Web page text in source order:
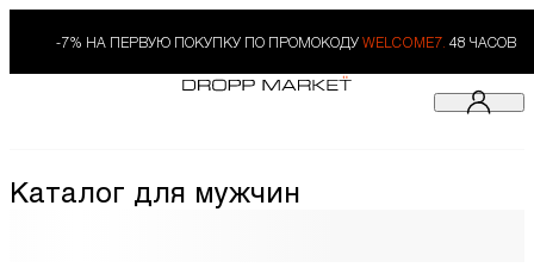
-7% НА ПЕРВУЮ ПОКУПКУ ПО ПРОМОКОДУ WELCOME7. 48 ЧАСОВ
Каталог для мужчин